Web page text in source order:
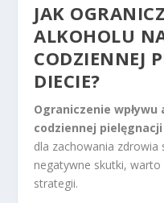
JAK
ALKOHOLU
CODZIENNEJ
DIECIE?
Ograniczenie
codziennej
dla zachowania zdrowia
negatywne skutki,
strategii.